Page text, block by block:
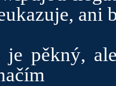
ani
je pěkný,